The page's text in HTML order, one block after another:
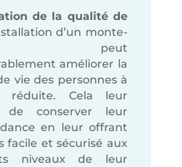
de la qualité de
d’un monte-
peut
améliorer la
vie des personnes à
réduite. Cela leur
de conserver leur
en leur offrant
facile et sécurisé aux
niveaux de leur